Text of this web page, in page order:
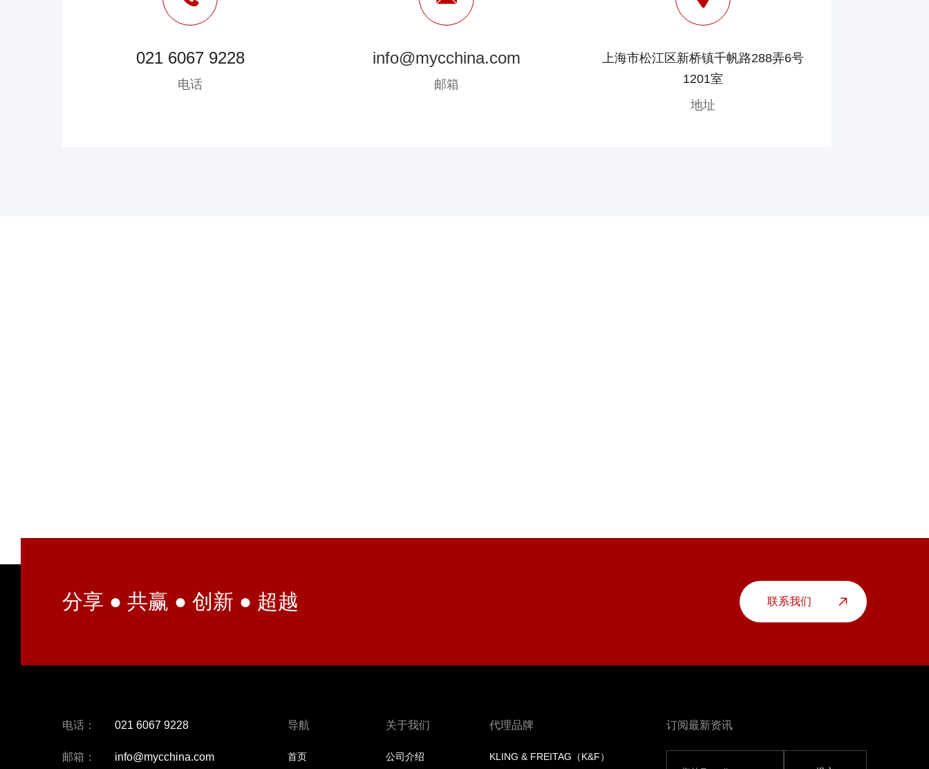
021 6067 9228
电话
info@mycchina.com
邮箱
上海市松江区新桥镇千帆路288弄6号
1201室
地址
分享 ● 共赢 ● 创新 ● 超越 联系我们
电话： 021 6067 9228
邮箱： info@mycchina.com
导航
首页
关于我们
公司介绍
代理品牌
KLING & FREITAG（K&F）
订阅最新资讯